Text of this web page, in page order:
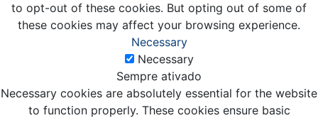
to opt-out of these cookies. But opting out of some of
these cookies may affect your browsing experience.
Necessary
Necessary
Sempre ativado
Necessary cookies are absolutely essential for the website
to function properly. These cookies ensure basic